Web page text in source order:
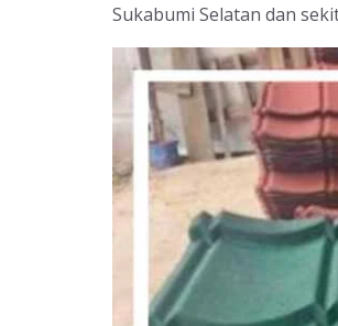
Sukabumi Selatan dan